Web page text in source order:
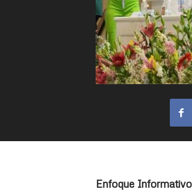
Enfoque Informativo